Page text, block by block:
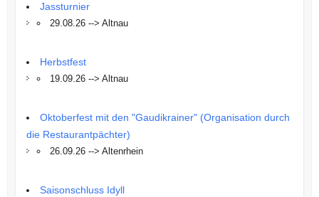
Jassturnier
29.08.26 --> Altnau
Herbstfest
19.09.26 --> Altnau
Oktoberfest mit den "Gaudikrainer" (Organisation durch
die Restaurantpächter)
26.09.26 --> Altenrhein
Saisonschluss Idyll